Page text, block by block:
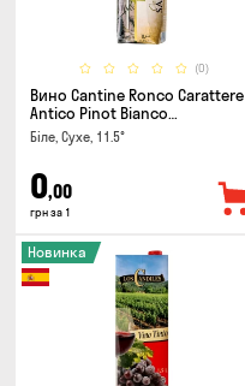
(0)
Вино Cantine Ronco Carattere
Antico Pinot Bianco
Chardonnay Rubicone IGT 1л
Біле, Сухе, 11.5°
0,00
грн за 1
Новинка